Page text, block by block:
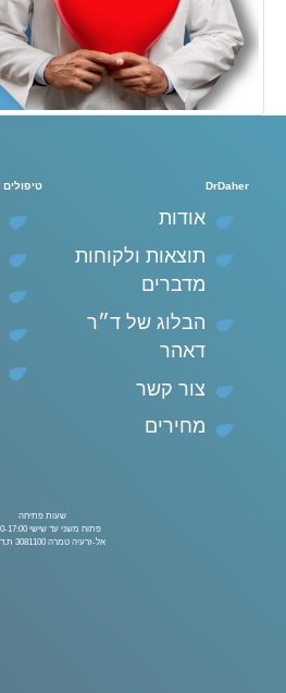
DrDaher
אודות
תוצאות ולקוחות
מדברים
הבלוג של ד״ר
דאהר
צור קשר
מחירים
שעות פתיחה
פתוח משני עד שישי 09:00-17:00
אל-זרעיה טמרה 3081100 ת.ד 1618
טיפולים